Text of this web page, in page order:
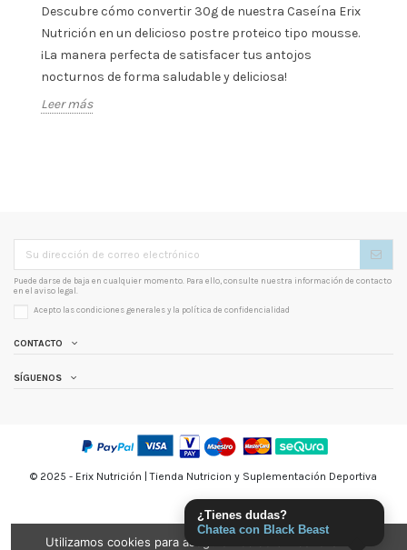
Descubre cómo convertir 30g de nuestra Caseína Erix
Nutrición en un delicioso postre proteico tipo mousse.
¡La manera perfecta de satisfacer tus antojos
nocturnos de forma saludable y deliciosa!
Leer más
Puede darse de baja en cualquier momento. Para ello, consulte nuestra información de contacto
en el aviso legal.
Acepto las condiciones generales y la política de confidencialidad
CONTACTO
SÍGUENOS
© 2025 - Erix Nutrición | Tienda Nutricion y Suplementación Deportiva
¿Tienes dudas?
Chatea con Black Beast
Utilizamos cookies para asegurarnos de brindarle la mejor